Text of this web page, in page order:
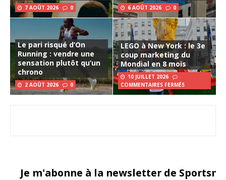
7 AOÛT 2026 0 6 AOÛT 2026 0
Le pari risqué d’On
Running : vendre une
sensation plutôt qu’un
chrono
2 AOÛT 2026 0
LEGO à New York : le 3e
coup marketing du
Mondial en 8 mois
10 JUILLET 2026
COMMENTAIRES FERMÉS
Je m'abonne à la newsletter de